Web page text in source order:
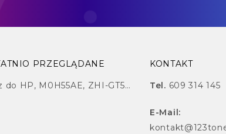
PRZEGLĄDANE
Tusz do HP, M0H55AE, ZHI-GT52MNP, Magenta
KONTAKT
Tel. 609 314 145
E-Mail: